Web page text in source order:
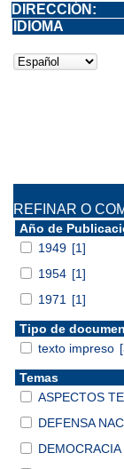
DIRECCIÓN:
IDIOMA
REFINAR O
Año de
1949 [1]
1954 [1]
1971
[1]
Tipo de
texto impreso
Temas
ASPECTOS
DEFENSA
DEMOCRACIA